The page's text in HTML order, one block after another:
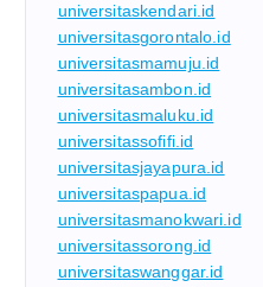
universitaskendari.id
universitasgorontalo.id
universitasmamuju.id
universitasambon.id
universitasmaluku.id
universitassofifi.id
universitasjayapura.id
universitaspapua.id
universitasmanokwari.id
universitassorong.id
universitaswanggar.id